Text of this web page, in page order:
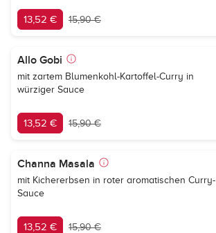
13,52 € 15,90 €
Allo Gobi
mit zartem Blumenkohl-Kartoffel-Curry in
würziger Sauce
13,52 € 15,90 €
Channa Masala
mit Kichererbsen in roter aromatischen Curry-
Sauce
13,52 € 15,90 €